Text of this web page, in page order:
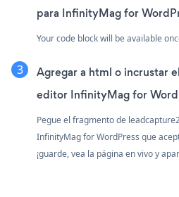
para InfinityMag for
Your code block will be available
Agregar a html o incrustar
editor InfinityMag for
Pegue el fragmento de
InfinityMag for WordPress que
¡guarde, vea la página en vivo y